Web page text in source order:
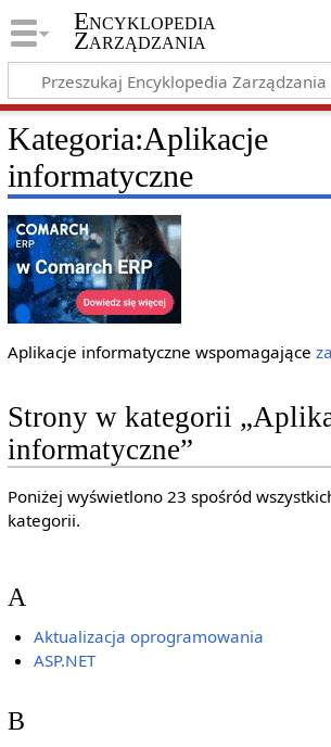
Encyklopedia
Zarządzania
Kategoria:Aplikacje
informatyczne
Aplikacje informatyczne wspomagające
Strony w kategorii
informatyczne”
Poniżej wyświetlono 23 spośród
kategorii.
A
Aktualizacja oprogramowania
ASP.NET
B